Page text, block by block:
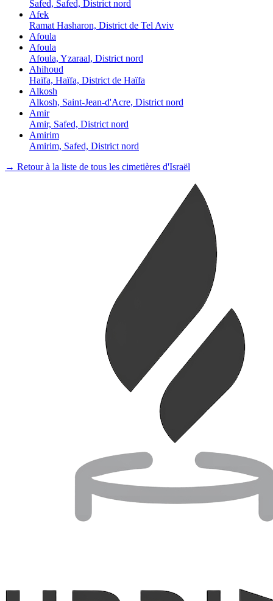
Safed, Safed, District nord
Afek
Ramat Hasharon, District de Tel Aviv
Afoula
Afoula
Afoula, Yzaraal, District nord
Ahihoud
Haïfa, Haïfa, District de Haïfa
Alkosh
Alkosh, Saint-Jean-d'Acre, District nord
Amir
Amir, Safed, District nord
Amirim
Amirim, Safed, District nord
→ Retour à la liste de tous les cimetières d'Israël